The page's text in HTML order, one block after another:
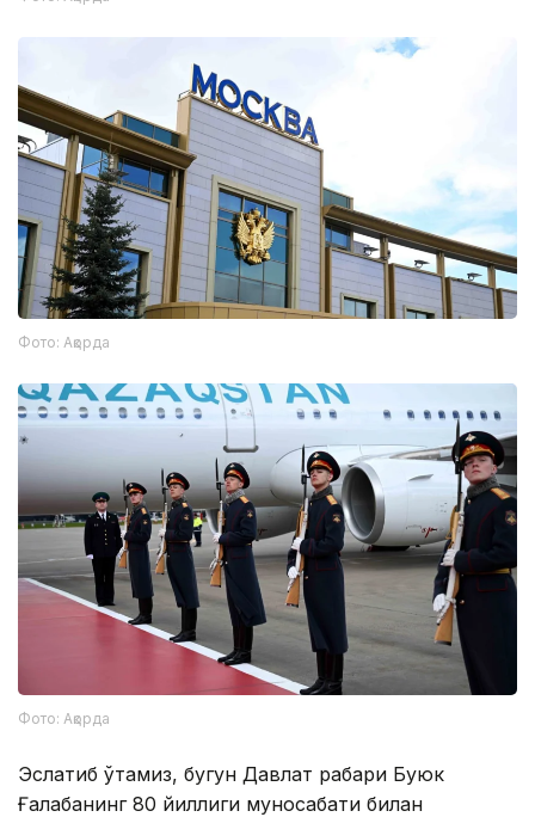
Фото: Ақорда
Фото: Ақорда
Эслатиб ўтамиз, бугун Давлат раҳбари Буюк
Ғалабанинг 80 йиллиги муносабати билан